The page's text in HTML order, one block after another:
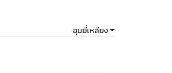
อุนยี่เหลียง